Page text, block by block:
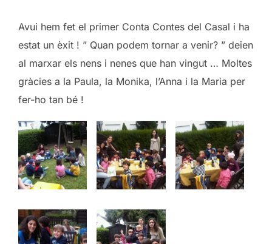
Avui hem fet el primer Conta Contes del Casal i ha
estat un èxit ! ” Quan podem tornar a venir? ” deien
al marxar els nens i nenes que han vingut … Moltes
gràcies a la Paula, la Monika, l’Anna i la Maria per
fer-ho tan bé !